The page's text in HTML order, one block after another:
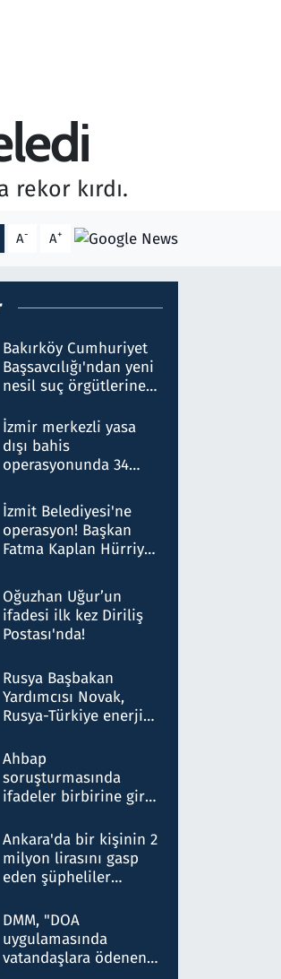
kırdı.
A- A+
Bakırköy Cumhuriyet
Başsavcılığı'ndan yeni
nesil suç örgütlerine
hakkında gözaltı kararı
İzmir merkezli yasa
dışı bahis
operasyonunda 34
Milyar liralık para
trafiği tespit edildi
İzmit Belediyesi'ne
operasyon! Başkan
Fatma Kaplan Hürriyet
Oğuzhan Uğur’un
ifadesi ilk kez Diriliş
Postası'nda!
Rusya Başbakan
Yardımcısı Novak,
Rusya-Türkiye enerji
nitelikte olduğunu
belirtti
Ahbap
soruşturmasında
ifadeler birbirine girdi:
ifadelerinden ortaya
çıkan tablo şok etti
Ankara'da bir kişinin 2
milyon lirasını gasp
eden şüpheliler
DMM, "DOA
uygulamasında
vatandaşlara ödenen